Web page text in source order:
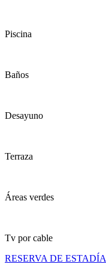
Piscina
Baños
Desayuno
Terraza
Áreas verdes
Tv por cable
RESERVA DE ESTADÍA